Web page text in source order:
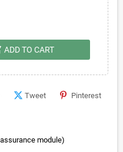
ADD TO CART
Tweet Pinterest
module)